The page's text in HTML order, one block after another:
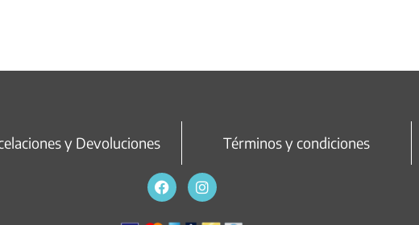
y Devoluciones Términos y condiciones